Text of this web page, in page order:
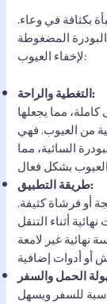
بكثافة في وعاء.
المضغوطة
لإخفاء العيوب:
التغطية والراحة:
مما يجعلها
من العيوب. فهي
السائبة، مما
طريقة التطبيق:
أو فرشاة كثيفة.
أثناء التنقل
غير لامعة
للسفر ويسهل